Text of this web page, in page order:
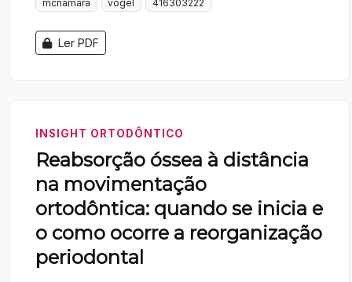
mcnamara
vogel 416303222
Ler PDF
INSIGHT ORTODÔNTICO
Reabsorção óssea à distância
na movimentação
ortodôntica: quando se inicia e
o como ocorre a reorganização
periodontal